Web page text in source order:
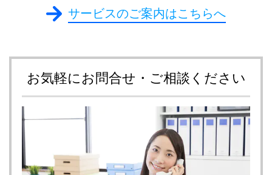
サービスのご案内はこちらへ
お気軽にお問合せ・ご相談ください